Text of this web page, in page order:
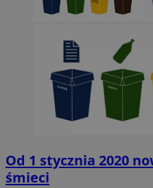
Od 1 stycznia 2020
śmieci